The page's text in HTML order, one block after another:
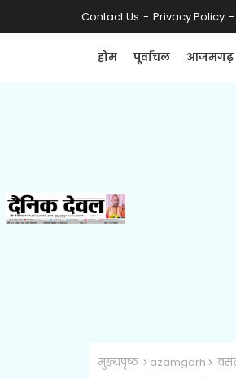
Contact Us Privacy Policy
होम पूर्वांचल आजमगढ़
मुख्यपृष्ठ azamgarh